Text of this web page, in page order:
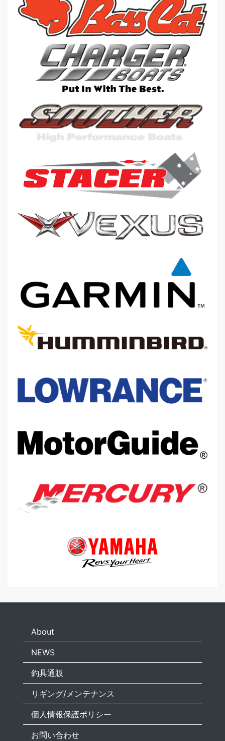
About
NEWS
釣具通販
リギング/メンテナンス
個人情報保護ポリシー
お問い合わせ